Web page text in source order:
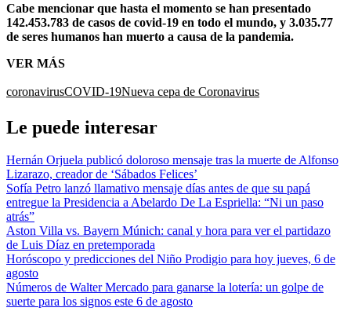
Cabe mencionar que hasta el momento se han presentado
142.453.783 de casos de covid-19 en todo el mundo, y 3.035.77
de seres humanos han muerto a causa de la pandemia.
VER MÁS
coronavirusCOVID-19Nueva cepa de Coronavirus
Le puede interesar
Hernán Orjuela publicó doloroso mensaje tras la muerte de Alfonso
Lizarazo, creador de ‘Sábados Felices’
Sofía Petro lanzó llamativo mensaje días antes de que su papá
entregue la Presidencia a Abelardo De La Espriella: “Ni un paso
atrás”
Aston Villa vs. Bayern Múnich: canal y hora para ver el partidazo
de Luis Díaz en pretemporada
Horóscopo y predicciones del Niño Prodigio para hoy jueves, 6 de
agosto
Números de Walter Mercado para ganarse la lotería: un golpe de
suerte para los signos este 6 de agosto